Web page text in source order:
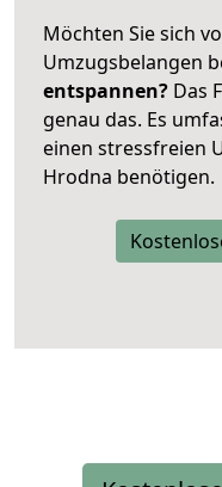
Möchten Sie sich
Umzugsbelangen
entspannen? Das
genau das. Es
einen stressfreien
Hrodna benötigen.